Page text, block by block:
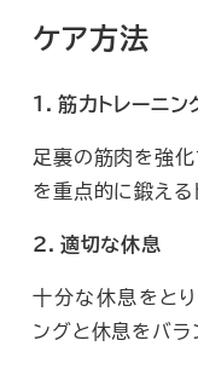
ケア方法
１．筋力トレーニン
足裏の筋肉を強
を重点的に鍛える
２．適切な休息
十分な休息をと
ングと休息をバラ